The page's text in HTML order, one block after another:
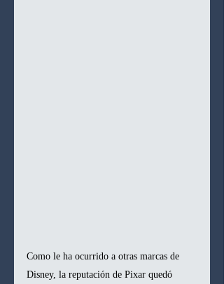
Como le ha ocurrido a otras marcas de
Disney, la reputación de Pixar quedó